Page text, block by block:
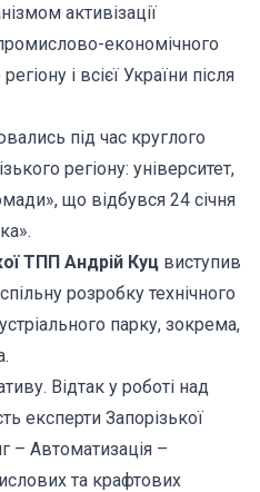
активізації
економічного
і всієї України після
під час круглого
регіону: університет,
що відбувся 24 січня
ТПП Андрій Куц виступив
розробку технічного
парку, зокрема,
Відтак у роботі над
експерти Запорізької
– Автоматизація –
та крафтових